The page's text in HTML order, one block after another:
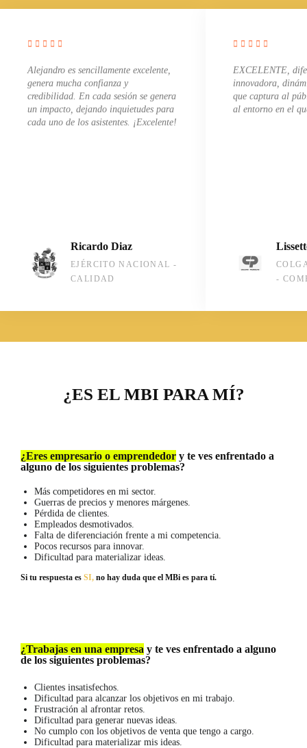
Alejandro es sencillamente excelente,
genera mucha confianza y
credibilidad. En cada sesión se genera
un impacto, dejando inquietudes para
cada uno de los asistentes. ¡Excelente!
Ricardo Diaz
EJÉRCITO NACIONAL -
CALIDAD
EXCELENTE,
innovadora,
que captura al
al entorno en el
-
¿ES EL MBI PARA MÍ?
¿Eres empresario o emprendedor y te ves enfrentado a
alguno de los siguientes problemas?
Más competidores en mi sector.
Guerras de precios y menores márgenes.
Pérdida de clientes.
Empleados desmotivados.
Falta de diferenciación frente a mi competencia.
Pocos recursos para innovar.
Dificultad para materializar ideas.
Si tu respuesta es SI, no hay duda que el MBi es para tí.
¿Trabajas en una empresa y te ves enfrentado a alguno
de los siguientes problemas?
Clientes insatisfechos.
Dificultad para alcanzar los objetivos en mi trabajo.
Frustración al afrontar retos.
Dificultad para generar nuevas ideas.
No cumplo con los objetivos de venta que tengo a cargo.
Dificultad para materializar mis ideas.